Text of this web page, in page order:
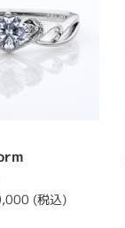
(税込)